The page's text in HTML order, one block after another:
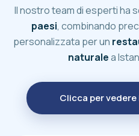
Il nostro team di esperti ha
paesi, combinando
personalizzata per un
naturalea
Clicca per